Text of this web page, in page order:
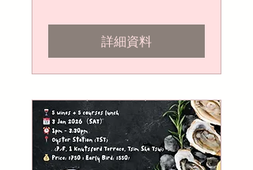
詳細資料